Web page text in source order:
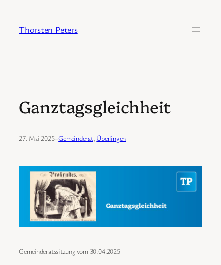
springen
Thorsten Peters
Ganztagsgleichheit
27. Mai 2025–Gemeinderat, Überlingen
Gemeinderatssitzung vom 30.04.2025